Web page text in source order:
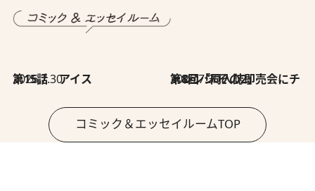
2026.7.30
第15話 アイス 2026.7.30
第8回「同人誌即売会にチャレンジ その2」
コミック＆エッセイルームTOP